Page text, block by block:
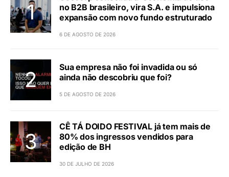
no B2B brasileiro, vira S.A. e impulsiona
expansão com novo fundo estruturado
6 DE AGOSTO DE 2026
Sua empresa não foi invadida ou só
ainda não descobriu que foi?
5 DE AGOSTO DE 2026
CÊ TÁ DOIDO FESTIVAL já tem mais de
80% dos ingressos vendidos para
edição de BH
30 DE JULHO DE 2026